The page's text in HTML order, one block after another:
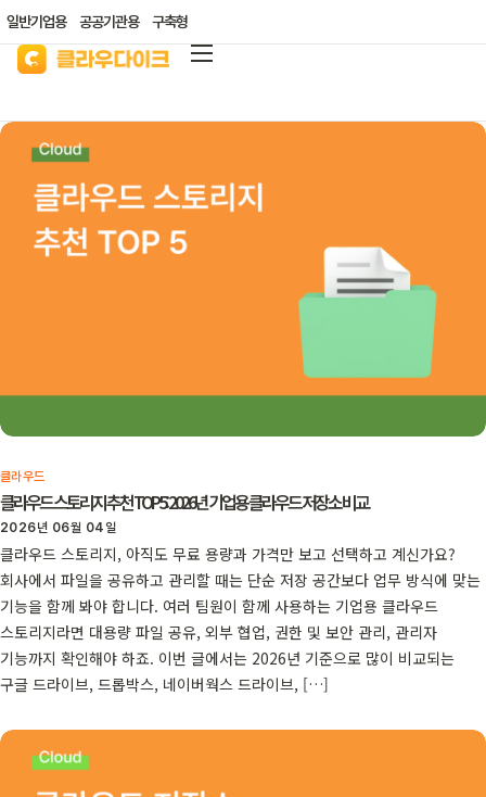
일반기업용 공공기관용 구축형
리소스/자료실
산업별 솔루션
클라우드
클라우드 스토리지 추천 TOP5: 2026년 기업용 클라우드 저장소 비교
2026년 06월 04일
클라우드 스토리지, 아직도 무료 용량과 가격만 보고 선택하고 계신가요?
회사에서 파일을 공유하고 관리할 때는 단순 저장 공간보다 업무 방식에 맞는
기능을 함께 봐야 합니다. 여러 팀원이 함께 사용하는 기업용 클라우드
스토리지라면 대용량 파일 공유, 외부 협업, 권한 및 보안 관리, 관리자
기능까지 확인해야 하죠. 이번 글에서는 2026년 기준으로 많이 비교되는
구글 드라이브, 드롭박스, 네이버웍스 드라이브, […]